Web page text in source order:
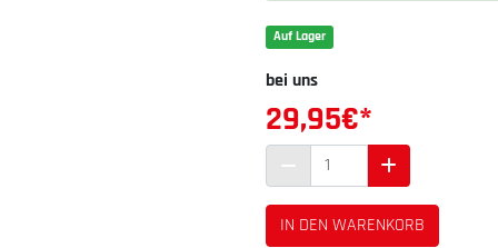
Auf Lager
bei uns
29,95€*
IN DEN WARENKORB